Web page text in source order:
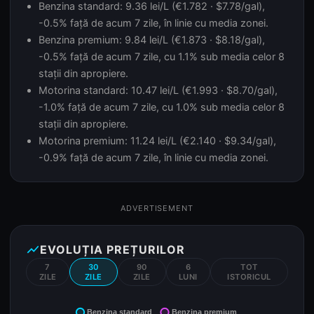
Benzina standard: 9.36 lei/L (€1.782 · $7.78/gal),
-0.5% față de acum 7 zile, în linie cu media zonei.
Benzina premium: 9.84 lei/L (€1.873 · $8.18/gal),
-0.5% față de acum 7 zile, cu 1.1% sub media celor 8
stații din apropiere.
Motorina standard: 10.47 lei/L (€1.993 · $8.70/gal),
-1.0% față de acum 7 zile, cu 1.0% sub media celor 8
stații din apropiere.
Motorina premium: 11.24 lei/L (€2.140 · $9.34/gal),
-0.9% față de acum 7 zile, în linie cu media zonei.
ADVERTISEMENT
show_chartEVOLUȚIA PREȚURILOR
7
ZILE
30
ZILE
90
ZILE
6
LUNI
TOT
ISTORICUL